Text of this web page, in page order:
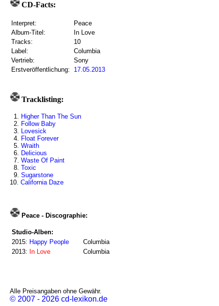
CD-Facts:
Interpret:
Peace
Album-Titel:
In Love
Tracks:
10
Label:
Columbia
Vertrieb:
Sony
Erstveröffentlichung:
17.05.2013
Tracklisting:
1. Higher Than The Sun
2. Follow Baby
3. Lovesick
4. Float Forever
5. Wraith
6. Delicious
7. Waste Of Paint
8. Toxic
9. Sugarstone
10. California Daze
Peace - Discographie:
Studio-Alben:
2015: Happy People
Columbia
2013: In Love Columbia
Alle Preisangaben ohne Gewähr.
© 2007 - 2026 cd-lexikon.de